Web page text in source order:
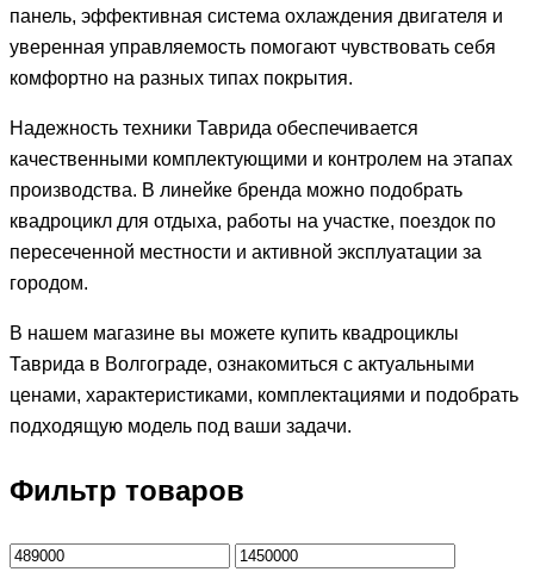
панель, эффективная система охлаждения двигателя и
уверенная управляемость помогают чувствовать себя
комфортно на разных типах покрытия.
Надежность техники Таврида обеспечивается
качественными комплектующими и контролем на этапах
производства. В линейке бренда можно подобрать
квадроцикл для отдыха, работы на участке, поездок по
пересеченной местности и активной эксплуатации за
городом.
В нашем магазине вы можете купить квадроциклы
Таврида в Волгограде, ознакомиться с актуальными
ценами, характеристиками, комплектациями и подобрать
подходящую модель под ваши задачи.
Фильтр товаров